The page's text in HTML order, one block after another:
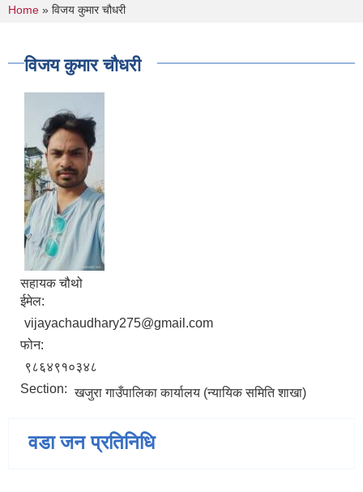
You are here
Home » विजय कुमार चौधरी
विजय कुमार चौधरी
सहायक चौथो
ईमेल:
vijayachaudhary275@gmail.com
फोन:
९८६४९१०३४८
Section: खजुरा गाउँपालिका कार्यालय (न्यायिक समिति शाखा)
वडा जन प्रतिनिधि